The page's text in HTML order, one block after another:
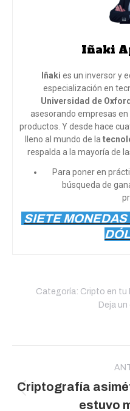
Iñaki
Iñaki es un inversor y
especialización en
Universidad de Oxford
asesorando empresas
productos. Y desde hace
lleno al mundo de la
respalda a la mayoría de
Para poner en
búsqueda de
SIETE
Categoría: Cripto en tu
Deja
Criptografía
estuvo